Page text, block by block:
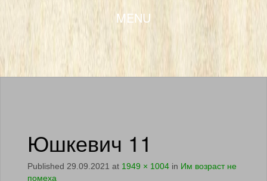
MENU
SKIP TO CONTENT
Юшкевич 11
Published 29.09.2021 at 1949 × 1004 in Им возраст не
помеха